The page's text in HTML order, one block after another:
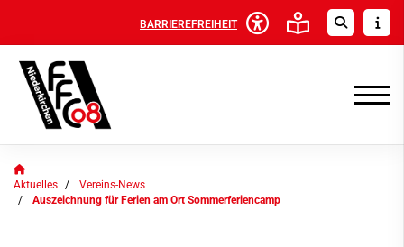
BARRIEREFREIHEIT
Aktuelles
Vereins-News
Auszeichnung für Ferien am Ort Sommerferiencamp